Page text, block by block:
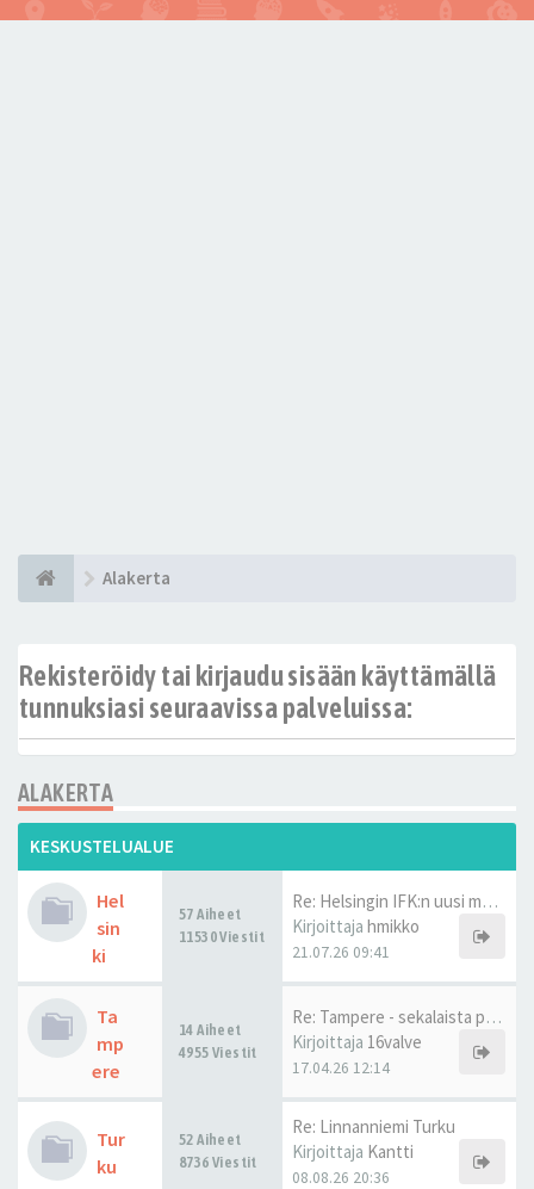
Alakerta
Rekisteröidy tai kirjaudu sisään käyttämällä
tunnuksiasi seuraavissa palveluissa:
ALAKERTA
KESKUSTELUALUE
Hel
sin
ki
57 Aiheet
11530 Viestit
Re: Helsingin IFK:n uusi moni…
Kirjoittaja hmikko
21.07.26 09:41
Ta
mp
ere
14 Aiheet
4955 Viestit
Re: Tampere - sekalaista proj…
Kirjoittaja 16valve
17.04.26 12:14
Tur
ku
52 Aiheet
8736 Viestit
Re: Linnanniemi Turku
Kirjoittaja Kantti
08.08.26 20:36